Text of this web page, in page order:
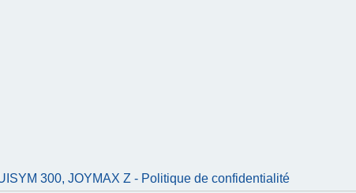
300, JOYMAX Z - Politique de confidentialité